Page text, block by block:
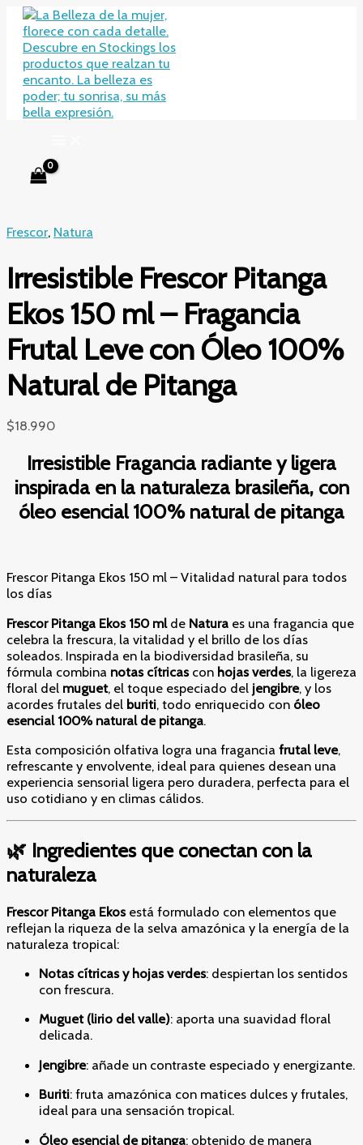
contenido
Frescor, Natura
Irresistible Frescor Pitanga
Ekos 150 ml – Fragancia
Frutal Leve con Óleo 100%
Natural de Pitanga
$18.990
Irresistible Fragancia radiante y ligera
inspirada en la naturaleza brasileña, con
óleo esencial 100% natural de pitanga
Frescor Pitanga Ekos 150 ml – Vitalidad natural para todos
los días
Frescor Pitanga Ekos 150 mlde Natura es una fragancia que
celebra la frescura, la vitalidad y el brillo de los días
soleados. Inspirada en la biodiversidad brasileña, su
fórmula combina notas cítricascon hojas verdes, la ligereza
floral del muguet, el toque especiado del jengibre, y los
acordes frutales del buriti, todo enriquecido con óleo
esencial 100% natural de pitanga.
Esta composición olfativa logra una fragancia frutal leve,
refrescante y envolvente, ideal para quienes desean una
experiencia sensorial ligera pero duradera, perfecta para el
uso cotidiano y en climas cálidos.
🌿 Ingredientes que conectan con la
naturaleza
Frescor Pitanga Ekosestá formulado con elementos que
reflejan la riqueza de la selva amazónica y la energía de la
naturaleza tropical:
Notas cítricas y hojas verdes: despiertan los sentidos
con frescura.
Muguet (lirio del valle): aporta una suavidad floral
delicada.
Jengibre: añade un contraste especiado y energizante.
Buriti: fruta amazónica con matices dulces y frutales,
ideal para una sensación tropical.
Óleo esencial de pitanga: obtenido de manera